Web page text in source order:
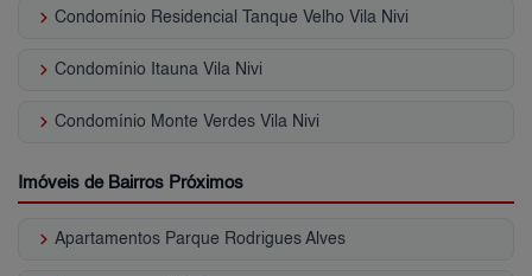
keyboard_arrow_right Condomínio Residencial Tanque Velho Vila Nivi
keyboard_arrow_right Condomínio Itauna Vila Nivi
keyboard_arrow_right Condomínio Monte Verdes Vila Nivi
Imóveis de Bairros Próximos
keyboard_arrow_right Apartamentos Parque Rodrigues Alves